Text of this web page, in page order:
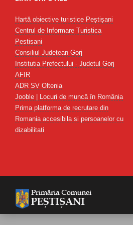
Hartă obiective turistice Peștișani
Centrul de Informare Turistica
Pestisani
Consiliul Judetean Gorj
Institutia Prefectului - Judetul Gorj
AFIR
ADR SV Oltenia
Jooble | Locuri de muncă în România
Prima platforma de recrutare din
Romania accesibila si persoanelor cu
dizabilitati